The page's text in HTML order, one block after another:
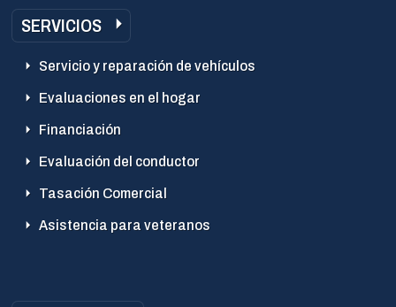
SERVICIOS
Servicio y reparación de vehículos
Evaluaciones en el hogar
Financiación
Evaluación del conductor
Tasación Comercial
Asistencia para veteranos